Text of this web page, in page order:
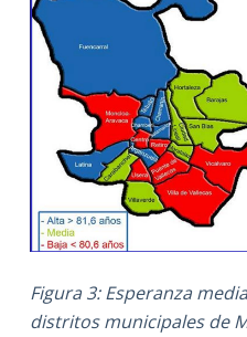
Figura 3: Esperanza
distritos municipales de